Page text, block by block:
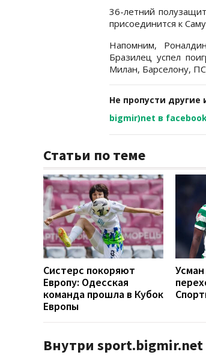
36-летний
присоединится к
Напомним,
Бразилец успел
Милан, Барселону,
Не пропусти
bigmir)net в
Статьи по теме
Систерс покоряют
Европу: Одесская
команда прошла в Кубок
Европы
Внутри sport.bigmir.net